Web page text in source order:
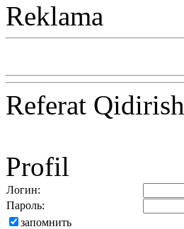
Reklama
Referat Qidirish
Profil
Логин:
Пароль:
запомнить